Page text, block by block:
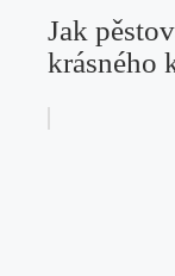
Jak
krásného